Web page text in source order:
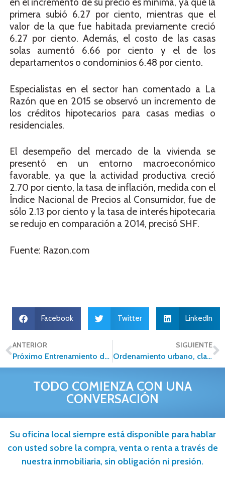
en el incremento de su precio es mínima, ya que la
primera subió 6.27 por ciento, mientras que el
valor de la que fue habitada previamente creció
6.27 por ciento. Además, el costo de las casas
solas aumentó 6.66 por ciento y el de los
departamentos o condominios 6.48 por ciento.
Especialistas en el sector han comentado a La
Razón que en 2015 se observó un incremento de
los créditos hipotecarios para casas medias o
residenciales.
El desempeño del mercado de la vivienda se
presentó en un entorno macroeconómico
favorable, ya que la actividad productiva creció
2.70 por ciento, la tasa de inflación, medida con el
Índice Nacional de Precios al Consumidor, fue de
sólo 2.13 por ciento y la tasa de interés hipotecaria
se redujo en comparación a 2014, precisó SHF.
Fuente: Razon.com
Facebook Twitter LinkedIn
ANTERIOR
Próximo Entrenamiento de Alfa Inmobiliaria para nuevos franquiciados
SIGUIENTE
Ordenamiento urbano, clave para el desarrollo de la nación
TODO COMIENZA CON UNA
CONVERSACIÓN
Su oficina local siempre está disponible para hablar
con usted sobre la compra, venta o renta a través de
nuestra inmobiliaria, sin obligación ni presión.